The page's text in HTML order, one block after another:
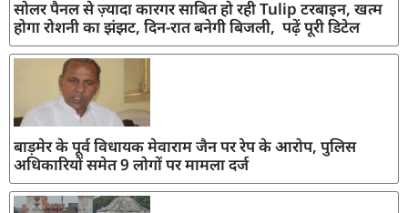
सोलर पैनल से ज़्यादा कारगर साबित हो रही Tulip टरबाइन, खत्म
होगा रोशनी का झंझट, दिन-रात बनेगी बिजली, पढ़ें पूरी डिटेल
बाड़मेर के पूर्व विधायक मेवाराम जैन पर रेप के आरोप, पुलिस
अधिकारियों समेत 9 लोगों पर मामला दर्ज